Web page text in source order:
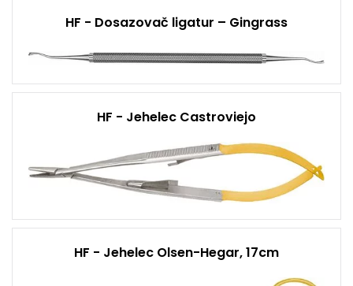
HF - Dosazovač ligatur – Gingrass
HF - Jehelec Castroviejo
HF - Jehelec Olsen-Hegar, 17cm